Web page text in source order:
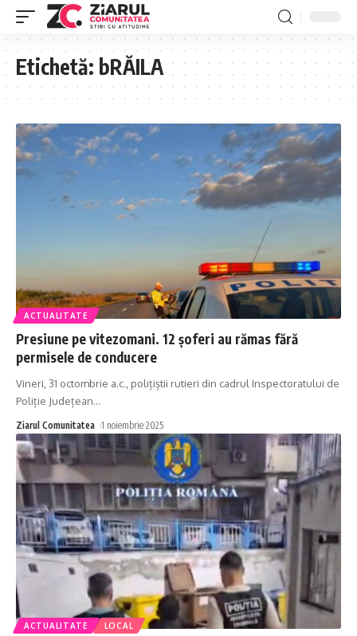
Etichetă: bRĂILA
ACTUALITATE
Presiune pe vitezomani. 12 șoferi au rămas fără
permisele de conducere
Vineri, 31 octombrie a.c., polițiștii rutieri din cadrul Inspectoratului de
Poliție Județean…
Ziarul Comunitatea 1 noiembrie 2025
ACTUALITATE LOCAL